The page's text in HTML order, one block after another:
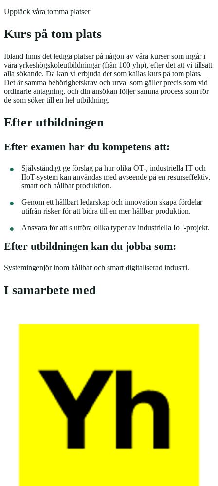
Upptäck våra tomma platser
Kurs på tom plats
Ibland finns det lediga platser på någon av våra kurser som ingår i
våra yrkeshögskoleutbildningar (från 100 yhp), efter det att vi tillsatt
alla sökande. Då kan vi erbjuda det som kallas kurs på tom plats.
Det är samma behörighetskrav och urval som gäller precis som vid
ordinarie antagning, och din ansökan följer samma process som för
de som söker till en hel utbildning.
Efter utbildningen
Efter examen har du kompetens att:
Självständigt ge förslag på hur olika OT-, industriella IT och
IIoT-system kan användas med avseende på en resurseffektiv,
smart och hållbar produktion.
Genom ett hållbart ledarskap och innovation skapa fördelar
utifrån risker för att bidra till en mer hållbar produktion.
Ansvara för att slutföra olika typer av industriella IoT-projekt.
Efter utbildningen kan du jobba som:
Systemingenjör inom hållbar och smart digitaliserad industri.
I samarbete med